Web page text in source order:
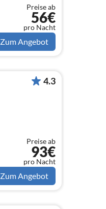
Preise ab
56€
pro Nacht
Zum Angebot
4.3
Preise ab
93€
pro Nacht
Zum Angebot